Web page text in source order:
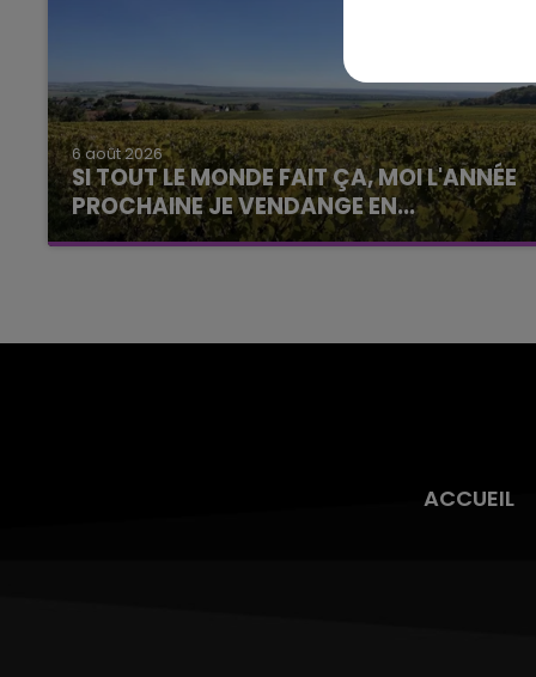
6 août 2026
SI TOUT LE MONDE FAIT ÇA, MOI L'ANNÉE
PROCHAINE JE VENDANGE EN...
La vendange en Champagne a débuté ce jeudi
ACCUEIL